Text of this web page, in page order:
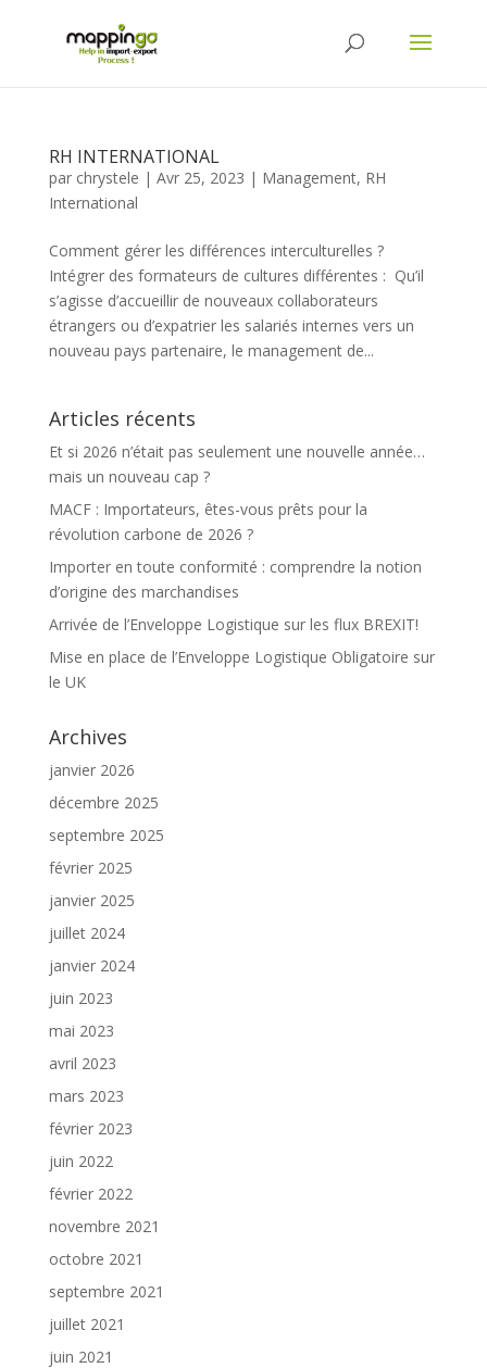
RH INTERNATIONAL
par chrystele | Avr 25, 2023 | Management, RH
International
Comment gérer les différences interculturelles ?
Intégrer des formateurs de cultures différentes : Qu’il
s’agisse d’accueillir de nouveaux collaborateurs
étrangers ou d’expatrier les salariés internes vers un
nouveau pays partenaire, le management de...
Articles récents
Et si 2026 n’était pas seulement une nouvelle année…
mais un nouveau cap ?
MACF : Importateurs, êtes-vous prêts pour la
révolution carbone de 2026 ?
Importer en toute conformité : comprendre la notion
d’origine des marchandises
Arrivée de l’Enveloppe Logistique sur les flux BREXIT!
Mise en place de l’Enveloppe Logistique Obligatoire sur
le UK
Archives
janvier 2026
décembre 2025
septembre 2025
février 2025
janvier 2025
juillet 2024
janvier 2024
juin 2023
mai 2023
avril 2023
mars 2023
février 2023
juin 2022
février 2022
novembre 2021
octobre 2021
septembre 2021
juillet 2021
juin 2021